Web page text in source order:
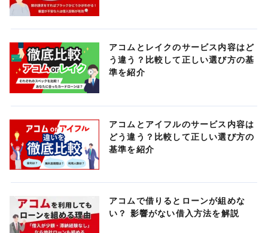
アコムとレイクのサービス内容はど
う違う？比較して正しい選び方の基
準を紹介
アコムとアイフルのサービス内容は
どう違う？比較して正しい選び方の
基準を紹介
アコムで借りるとローンが組めな
い？ 影響がない借入方法を解説